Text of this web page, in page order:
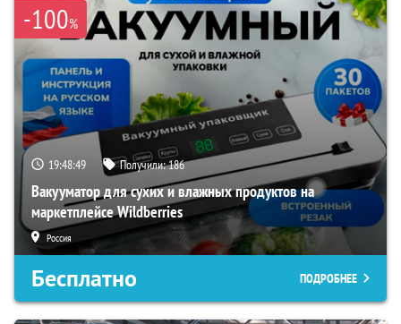
-100%
19:48:48 Получили:186
Вакууматор для сухих и влажных продуктов на
маркетплейсе Wildberries
Россия
Бесплатно ПОДРОБНЕЕ